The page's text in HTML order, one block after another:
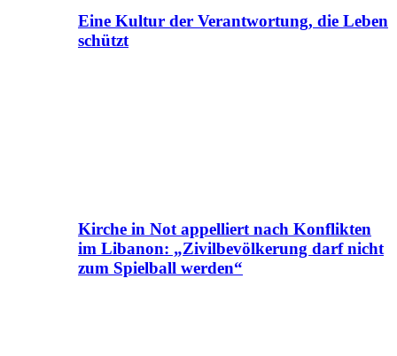
Eine Kultur der Verantwortung, die Leben
schützt
Kirche in Not appelliert nach Konflikten
im Libanon: „Zivilbevölkerung darf nicht
zum Spielball werden“